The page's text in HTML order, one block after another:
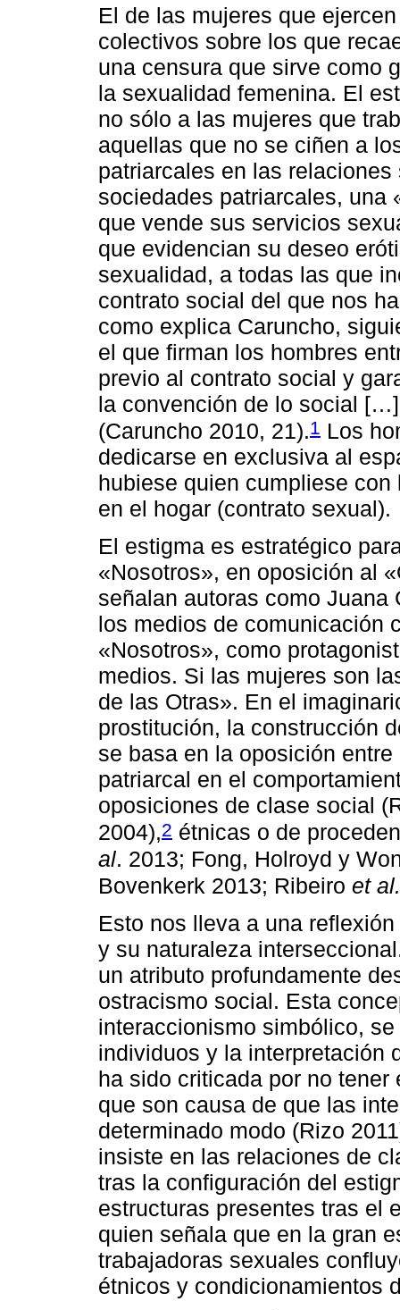
El de las mujeres que
colectivos sobre los que
una censura que sirve como
la sexualidad femenina. El
no sólo a las mujeres que
aquellas que no se ciñen a
patriarcales en las
sociedades patriarcales, una
que vende sus servicios
que evidencian su deseo
sexualidad, a todas las que
contrato social del que nos
como explica Caruncho,
el que firman los hombres
previo al contrato social y
la convención de lo social
(Caruncho 2010, 21).1 Los
dedicarse en exclusiva al
hubiese quien cumpliese
en el hogar (contrato sexual).
El estigma es estratégico
«Nosotros», en oposición al
señalan autoras como Juana
los medios de comunicación
«Nosotros», como
medios. Si las mujeres son
de las Otras». En el
prostitución, la construcción
se basa en la oposición
patriarcal en el
oposiciones de clase social
2004),2 étnicas o de
al. 2013; Fong, Holroyd y
Bovenkerk 2013; Ribeiro et al.
Esto nos lleva a una
y su naturaleza
un atributo profundamente
ostracismo social. Esta
interaccionismo simbólico,
individuos y la interpretación
ha sido criticada por no
que son causa de que las
determinado modo (Rizo
insiste en las relaciones de
tras la configuración del
estructuras presentes tras el
quien señala que en la gran
trabajadoras sexuales
étnicos y condicionamientos